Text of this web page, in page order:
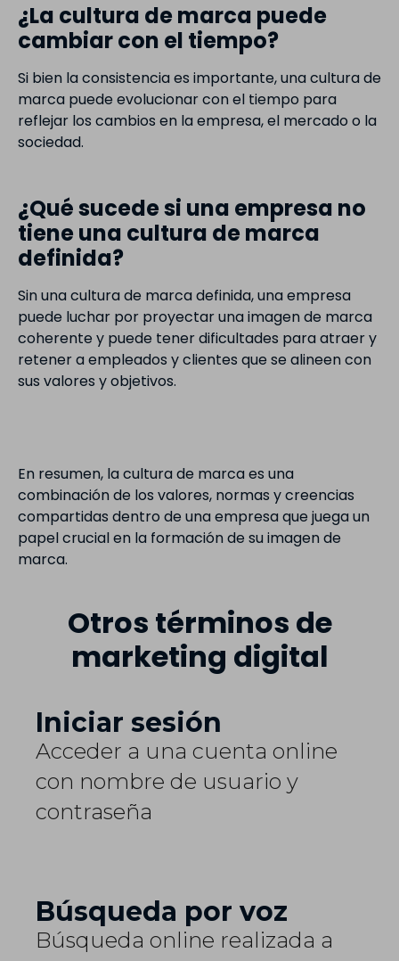
¿La cultura de marca puede
cambiar con el tiempo?
Si bien la consistencia es importante, una cultura de
marca puede evolucionar con el tiempo para
reflejar los cambios en la empresa, el mercado o la
sociedad.
¿Qué sucede si una empresa no
tiene una cultura de marca
definida?
Sin una cultura de marca definida, una empresa
puede luchar por proyectar una imagen de marca
coherente y puede tener dificultades para atraer y
retener a empleados y clientes que se alineen con
sus valores y objetivos.
En resumen, la cultura de marca es una
combinación de los valores, normas y creencias
compartidas dentro de una empresa que juega un
papel crucial en la formación de su imagen de
marca.
Otros términos de
marketing digital
Iniciar sesión
Acceder a una cuenta online
con nombre de usuario y
contraseña
Búsqueda por voz
Búsqueda online realizada a